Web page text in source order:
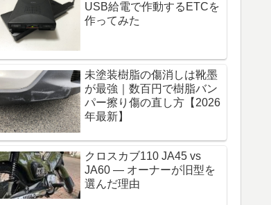
USB給電で作動するETCを
作ってみた
未塗装樹脂の傷消しは靴墨
が最強｜数百円で樹脂バン
パー擦り傷の直し方【2026
年最新】
クロスカブ110 JA45 vs
JA60 — オーナーが旧型を
選んだ理由